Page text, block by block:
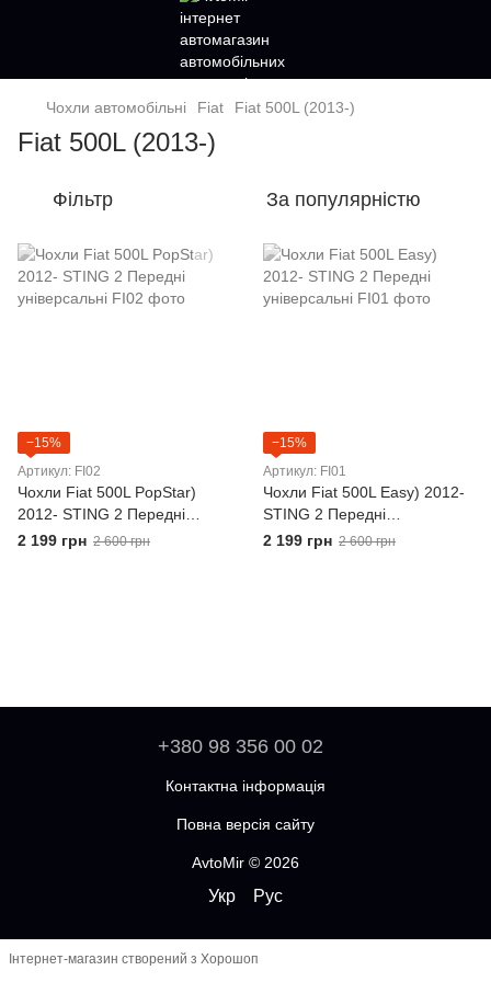
Чохли автомобільні Fiat Fiat 500L (2013-)
Fiat 500L (2013-)
Фільтр За популярністю
−15%
Артикул: FI02
Чохли Fiat 500L PopStar)
2012- STING 2 Передні
універсальні
2 199 грн 2 600 грн
−15%
Артикул: FI01
Чохли Fiat 500L Easy) 2012-
STING 2 Передні
універсальні
2 199 грн 2 600 грн
+380 98 356 00 02
Контактна інформація
Повна версія сайту
AvtoMir © 2026
Укр Рус
Інтернет-магазин створений з Хорошоп